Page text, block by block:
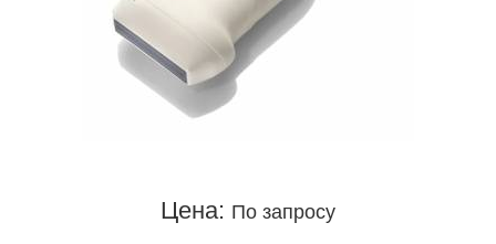
Цена: По запросу